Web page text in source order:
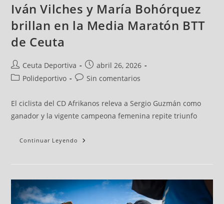
Iván Vilches y María Bohórquez
brillan en la Media Maratón BTT
de Ceuta
Ceuta Deportiva
abril 26, 2026
Polideportivo
Sin comentarios
El ciclista del CD Afrikanos releva a Sergio Guzmán como
ganador y la vigente campeona femenina repite triunfo
Continuar Leyendo